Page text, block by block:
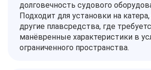
долговечность судового
Подходит для установки на
другие плавсредства, где
манёвренные характеристики в
ограниченного пространства.